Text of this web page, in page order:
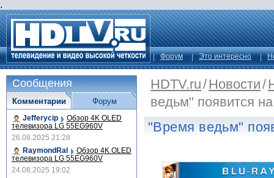
.
Форум Это интересно
HDTV.ru/Новости/
ведьм" появится
"Время ведьм"
Сообщения
Комментарии
Jefferycip Обзор 4K OLED
телевизора LG 55EG960V
26.08.2025 21:28
RaymondRal
Обзор 4K OLED
телевизора LG 55EG960V
24.08.2025 19:02
Форум